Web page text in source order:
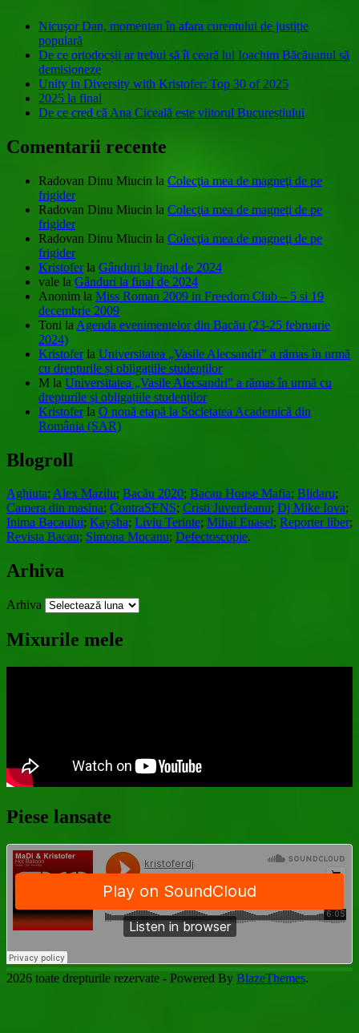
Nicușor Dan, momentan în afara curentului de justiție
populară
De ce ortodocșii ar trebui să îi ceară lui Ioachim Băcăuanul să
demisioneze
Unity in Diversity with Kristofer: Top 30 of 2025
2025 la final
De ce cred că Ana Ciceală este viitorul Bucureștiului
Comentarii recente
Radovan Dinu Miucin la Colecţia mea de magneţi de pe
frigider
Radovan Dinu Miucin la Colecţia mea de magneţi de pe
frigider
Radovan Dinu Miucin la Colecţia mea de magneţi de pe
frigider
Kristoferla Gânduri la final de 2024
vale la Gânduri la final de 2024
Anonim la Miss Roman 2009 in Freedom Club – 5 si 19
decembrie 2009
Toni la Agenda evenimentelor din Bacău (23-25 februarie
2024)
Kristoferla Universitatea „Vasile Alecsandri” a rămas în urmă
cu drepturile și obligațiile studenților
M la Universitatea „Vasile Alecsandri” a rămas în urmă cu
drepturile și obligațiile studenților
Kristoferla O nouă etapă la Societatea Academică din
România (SAR)
Blogroll
Aghiuta; Alex Mazilu; Bacău 2020; Bacau House Mafia; Blidaru;
Camera din masina; ContraSENS; Cristi Juverdeanu; Dj Mike Iova;
Inima Bacaului; Kaysha; Liviu Terinte; Mihai Enasel; Reporter liber;
Revista Bacau; Simona Mocanu; Defectoscopie.
Arhiva
Arhiva
Mixurile mele
Piese lansate
2026 toate drepturile rezervate - Powered By BlazeThemes.